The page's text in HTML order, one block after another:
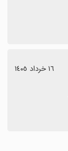
١٦ خرداد ١٤٠٥